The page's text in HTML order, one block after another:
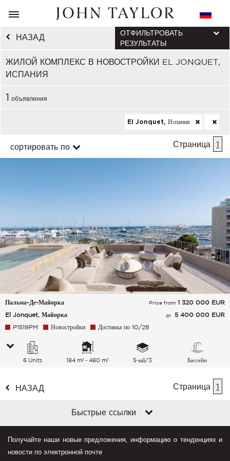
НАЗАД
ЖИЛОЙ КОМПЛЕКС В НОВОСТРОЙКИ EL JONQUET,
ИСПАНИЯ
ОТФИЛЬТРОВАТЬ
РЕЗУЛЬТАТЫ
1 объявления
El Jonquet, Испания
сортировать по Страница 1
Пальма-Де-Майорка
El Jonquet, Майорка
Price from 1 320 000 EUR
до
5 400 000 EUR
P1519PM
Новостройки Доставка по 10/28
6 Units 184 m² - 480 m² 5-ый/3 Бассейн
НАЗАД Страница 1
Быстрые ссылки
Получайте наши новые предложения, информацию о тенденциях и
новости по электронной почте